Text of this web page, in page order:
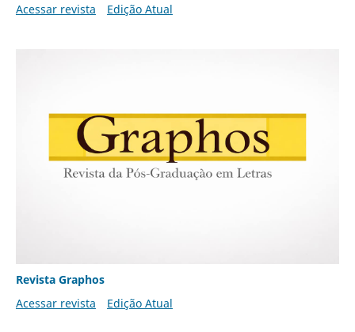
Acessar revista
Edição Atual
Revista Graphos
Acessar revista
Edição Atual